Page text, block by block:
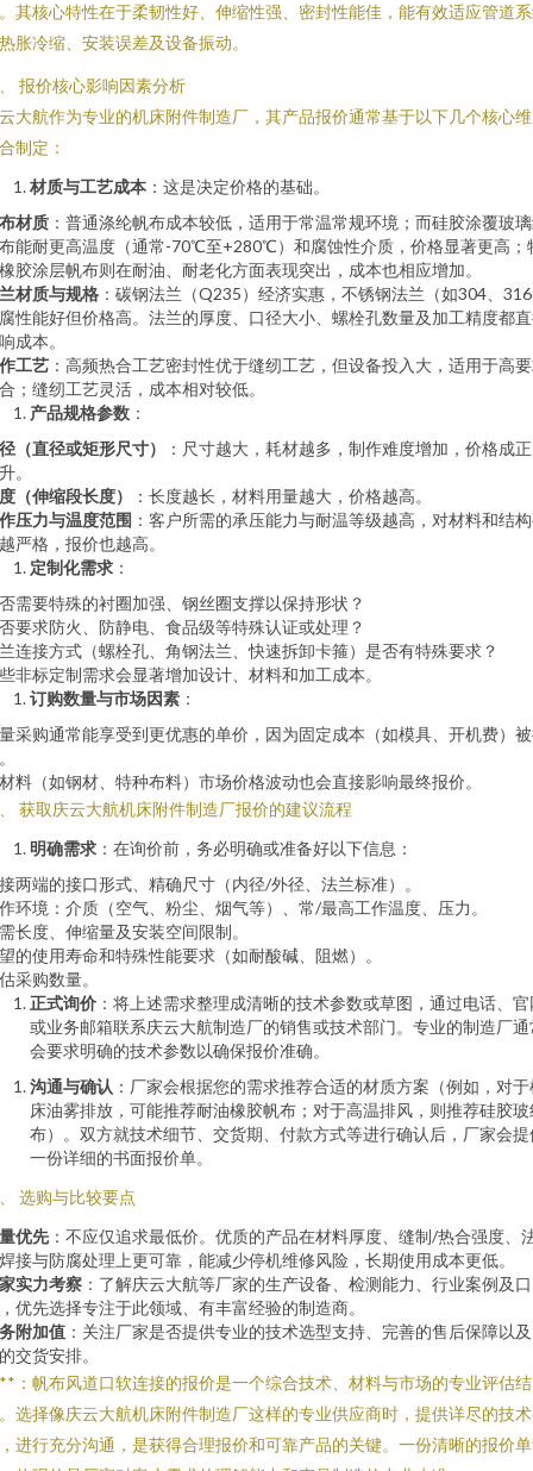
其核心特性在于柔韧性好、伸缩性强、密封性能佳，能有效适应管道
胀冷缩、安装误差及设备振动。
报价核心影响因素分析
大航作为专业的机床附件制造厂，其产品报价通常基于以下几个核心
制定：
材质与工艺成本 ：这是决定价格的基础。
材质 ：普通涤纶帆布成本较低，适用于常温常规环境；而硅胶涂覆玻
能耐更高温度（通常-70℃至+280℃）和腐蚀性介质，价格显著更高；
胶涂层帆布则在耐油、耐老化方面表现突出，成本也相应增加。
材质与规格 ：碳钢法兰（Q235）经济实惠，不锈钢法兰（如304、
性能好但价格高。法兰的厚度、口径大小、螺栓孔数量及加工精度都
成本。
工艺 ：高频热合工艺密封性优于缝纫工艺，但设备投入大，适用于高
；缝纫工艺灵活，成本相对较低。
产品规格参数 ：
（直径或矩形尺寸）
：尺寸越大，耗材越多，制作难度增加，价格成
。
（伸缩段长度）
：长度越长，材料用量越大，价格越高。
压力与温度范围 ：客户所需的承压能力与耐温等级越高，对材料和结
严格，报价也越高。
定制化需求 ：
需要特殊的衬圈加强、钢丝圈支撑以保持形状？
要求防火、防静电、食品级等特殊认证或处理？
连接方式（螺栓孔、角钢法兰、快速拆卸卡箍）是否有特殊要求？
非标定制需求会显著增加设计、材料和加工成本。
订购数量与市场因素 ：
采购通常能享受到更优惠的单价，因为固定成本（如模具、开机费）
料（如钢材、特种布料）市场价格波动也会直接影响最终报价。
获取庆云大航机床附件制造厂报价的建议流程
明确需求 ：在询价前，务必明确或准备好以下信息：
两端的接口形式、精确尺寸（内径/外径、法兰标准）。
环境：介质（空气、粉尘、烟气等）、常/最高工作温度、压力。
长度、伸缩量及安装空间限制。
的使用寿命和特殊性能要求（如耐酸碱、阻燃）。
采购数量。
正式询价 ：将上述需求整理成清晰的技术参数或草图，通过电话、官
或业务邮箱联系庆云大航制造厂的销售或技术部门。专业的制造厂通
会要求明确的技术参数以确保报价准确。
沟通与确认 ：厂家会根据您的需求推荐合适的材质方案（例如，对于
床油雾排放，可能推荐耐油橡胶帆布；对于高温排风，则推荐硅胶玻
布）。双方就技术细节、交货期、付款方式等进行确认后，厂家会提
一份详细的书面报价单。
选购与比较要点
优先 ：不应仅追求最低价。优质的产品在材料厚度、缝制/热合强度、
接与防腐处理上更可靠，能减少停机维修风险，长期使用成本更低。
实力考察 ：了解庆云大航等厂家的生产设备、检测能力、行业案例及口
优先选择专注于此领域、有丰富经验的制造商。
附加值 ：关注厂家是否提供专业的技术选型支持、完善的售后保障以
交货安排。
：帆布风道口软连接的报价是一个综合技术、材料与市场的专业评估结
选择像庆云大航机床附件制造厂这样的专业供应商时，提供详尽的技
进行充分沟通，是获得合理报价和可靠产品的关键。一份清晰的报价